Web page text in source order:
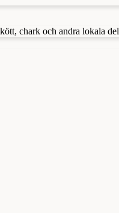
chark och andra lokala